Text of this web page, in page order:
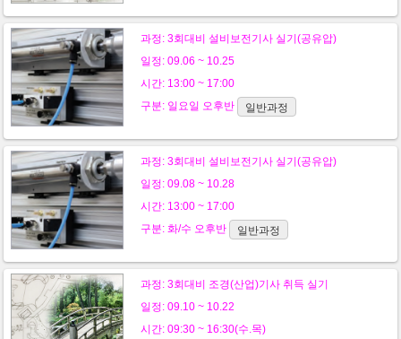
과정: 3회대비 설비보전기사 실기(공유압)
일정: 09.06 ~ 10.25
시간: 13:00 ~ 17:00
구분: 일요일 오후반 일반과정
과정: 3회대비 설비보전기사 실기(공유압)
일정: 09.08 ~ 10.28
시간: 13:00 ~ 17:00
구분: 화/수 오후반 일반과정
과정: 3회대비 조경(산업)기사 취득 실기
일정: 09.10 ~ 10.22
시간: 09:30 ~ 16:30(수.목)